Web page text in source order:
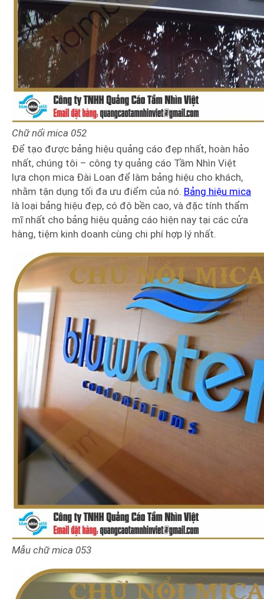
Chữ nổi mica 052
Để tạo được bảng hiệu quảng cáo đẹp nhất, hoàn hảo
nhất, chúng tôi – công ty quảng cáo Tầm Nhìn Việt
lựa chọn mica Đài Loan để làm bảng hiệu cho khách,
nhằm tận dụng tối đa ưu điểm của nó. Bảng hiệu mica
là loại bảng hiệu đẹp, có độ bền cao, và đặc tính thẩm
mĩ nhất cho bảng hiệu quảng cáo hiện nay tại các cửa
hàng, tiệm kinh doanh cùng chi phí hợp lý nhất.
Mẫu chữ mica 053